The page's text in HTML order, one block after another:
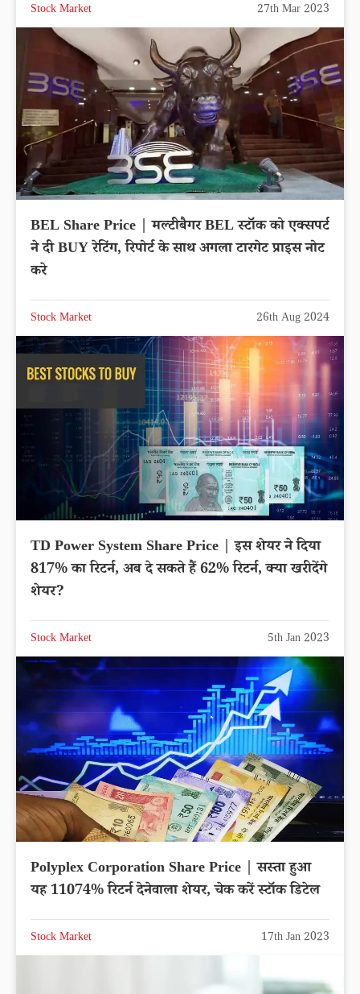
Stock Market 27th Mar 2023
BEL Share Price | मल्टीबैगर BEL स्टॉक को एक्सपर्ट
ने दी BUY रेटिंग, रिपोर्ट के साथ अगला टारगेट प्राइस नोट
करे
Stock Market 26th Aug 2024
TD Power System Share Price | इस शेयर ने दिया
817% का रिटर्न, अब दे सकते हैं 62% रिटर्न, क्या खरीदेंगे
शेयर?
Stock Market 5th Jan 2023
Polyplex Corporation Share Price | सस्ता हुआ
यह 11074% रिटर्न देनेवाला शेयर, चेक करें स्टॉक डिटेल
Stock Market 17th Jan 2023